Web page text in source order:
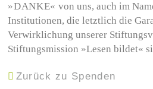
»DANKE« von uns, auch im
Institutionen, die letztlich die
Verwirklichung unserer
Stiftungsmission »Lesen bildet«
Zurück zu Spenden